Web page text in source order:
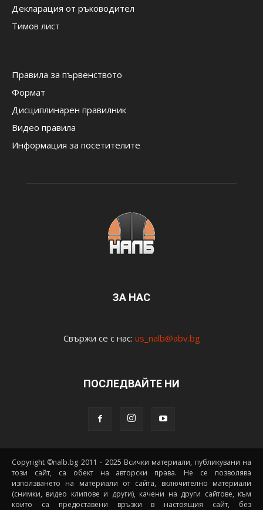
Декларация от ръководител
Тимов лист
Правила за първенството
Формат
Дисциплинарен правилник
Видео правила
Информация за посетителите
ЗА НАС
Свържи се с нас: us_nalb@abv.bg
ПОСЛЕДВАЙТЕ НИ
Copyright ©nalb.bg 2011 - 2025 Всички материали, публикувани на
този сайт, са обект на авторски права. Не се позволява
използването на материали от сайта, включително материали
(снимки, видео клипове и други), качени на други сайтове, към
които са предоставени връзки в настоящия сайт, без